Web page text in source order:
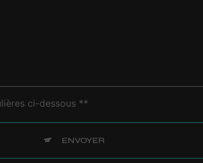
ci-dessous **
ENVOYER